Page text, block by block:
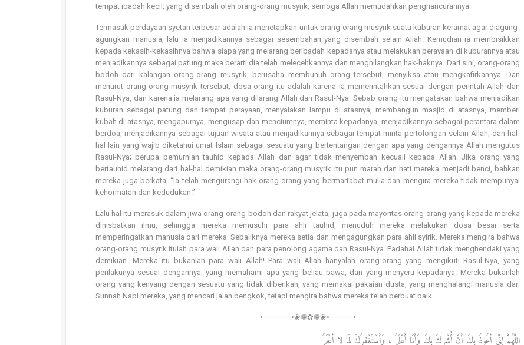
tempat ibadah kecil, yang disembah oleh orang-orang musyrik, semoga Allah memudahkan penghancurannya.
Termasuk perdayaan syetan terbesar adalah ia menetapkan untuk orang-orang musyrik suatu kuburan keramat agar diagung-
agungkan manusia, lalu ia menjadikannya sebagai sesembahan yang disembah selain Allah. Kemudian ia membisikkan
kepada kekasih-kekasihnya bahwa siapa yang melarang beribadah kepadanya atau melakukan perayaan di kuburannya atau
menjadikannya sebagai patung maka berarti dia telah melecehkannya dan menghilangkan hak-haknya. Dari sini, orang-orang
bodoh dari kalangan orang-orang musyrik, berusaha membunuh orang tersebut, menyiksa atau mengkafirkannya. Dan
menurut orang-orang musyrik tersebut, dosa orang itu adalah karena ia memerintahkan sesuai dengan perintah Allah dan
Rasul-Nya, dan karena ia melarang apa yang dilarang Allah dan Rasul-Nya. Sebab orang itu mengatakan bahwa menjadikan
kuburan sebagai patung dan tempat perayaan, menyalakan lampu di atasnya, membangun masjid di atasnya, memberi
kubah di atasnya, mengapurnya, mengusap dan menciumnya, meminta kepadanya, menjadikannya sebagai perantara dalam
berdoa, menjadikannya sebagai tujuan wisata atau menjadikannya sebagai tempat minta pertolongan selain Allah, dan hal-
hal lain yang wajib diketahui umat Islam sebagai sesuatu yang bertentangan dengan apa yang dengannya Allah mengutus
Rasul-Nya; berupa pemurnian tauhid kepada Allah dan agar tidak menyembah kecuali kepada Allah. Jika orang yang
bertauhid melarang dari hal-hal demikian maka orang-orang musyrik itu pun marah dan hati mereka menjadi benci, bahkan
mereka juga berkata, “la telah mengurangi hak orang-orang yang bermartabat mulia dan mengira mereka tidak mempunyai
kehormatan dan kedudukan.”
Lalu hal itu merasuk dalam jiwa orang-orang bodoh dan rakyat jelata, juga pada mayoritas orang-orang yang kepada mereka
dinisbatkan ilmu, sehingga mereka memusuhi para ahli tauhid, menuduh mereka melakukan dosa besar serta
memperingatkan manusia dari mereka. Sebaliknya mereka setia dan mengagungkan para ahli syirik. Mereka mengira bahwa
orang-orang musyrik itulah para wali Allah dan para penolong agama dan Rasul-Nya. Padahal Allah tidak menghendaki yang
demikian. Mereka itu bukanlah para wali Allah! Para wali Allah hanyalah orang-orang yang mengikuti Rasul-Nya, yang
perilakunya sesuai dengannya, yang memahami apa yang beliau bawa, dan yang menyeru kepadanya. Mereka bukanlah
orang yang kenyang dengan sesuatu yang tidak diberikan, yang memakai pakaian dusta, yang menghalangi manusia dari
Sunnah Nabi mereka, yang mencari jalan bengkok, tetapi mengira bahwa mereka telah berbuat baik.
•┈┈┈┈┈┈•❀❁✿❁❀•┈┈┈┈┈•
اللَّهُمَّ إِنِّي أَعُوذُ بِكَ أَنْ أُشْرِكَ بِكَ وَأَنَا أَعْلَمُ ، وَأَسْتَغْفِرُكَ لِمَا لا أَعْلَمُ